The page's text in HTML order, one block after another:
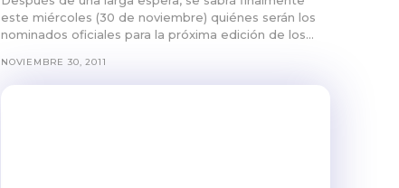
este miércoles (30 de noviembre) quiénes serán los
nominados oficiales para la próxima edición de los...
NOVIEMBRE 30, 2011